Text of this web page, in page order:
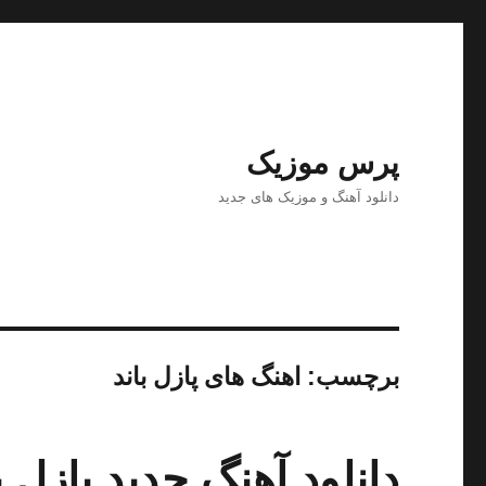
پرس موزیک
دانلود آهنگ و موزیک های جدید
برچسب: اهنگ های پازل باند